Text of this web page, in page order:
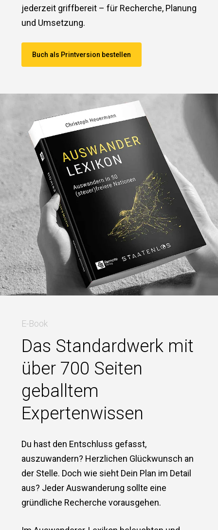
jederzeit griffbereit – für Recherche, Planung
und Umsetzung.
Buch als Printversion bestellen
E-Book
Das Standardwerk mit
über 700 Seiten
geballtem
Expertenwissen
Du hast den Entschluss gefasst,
auszuwandern? Herzlichen Glückwunsch an
der Stelle. Doch wie sieht Dein Plan im Detail
aus? Jeder Auswanderung sollte eine
gründliche Recherche vorausgehen.